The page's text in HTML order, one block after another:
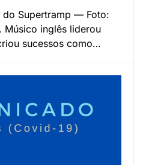
do Supertramp — Foto:
Músico inglês liderou
sucessos como…